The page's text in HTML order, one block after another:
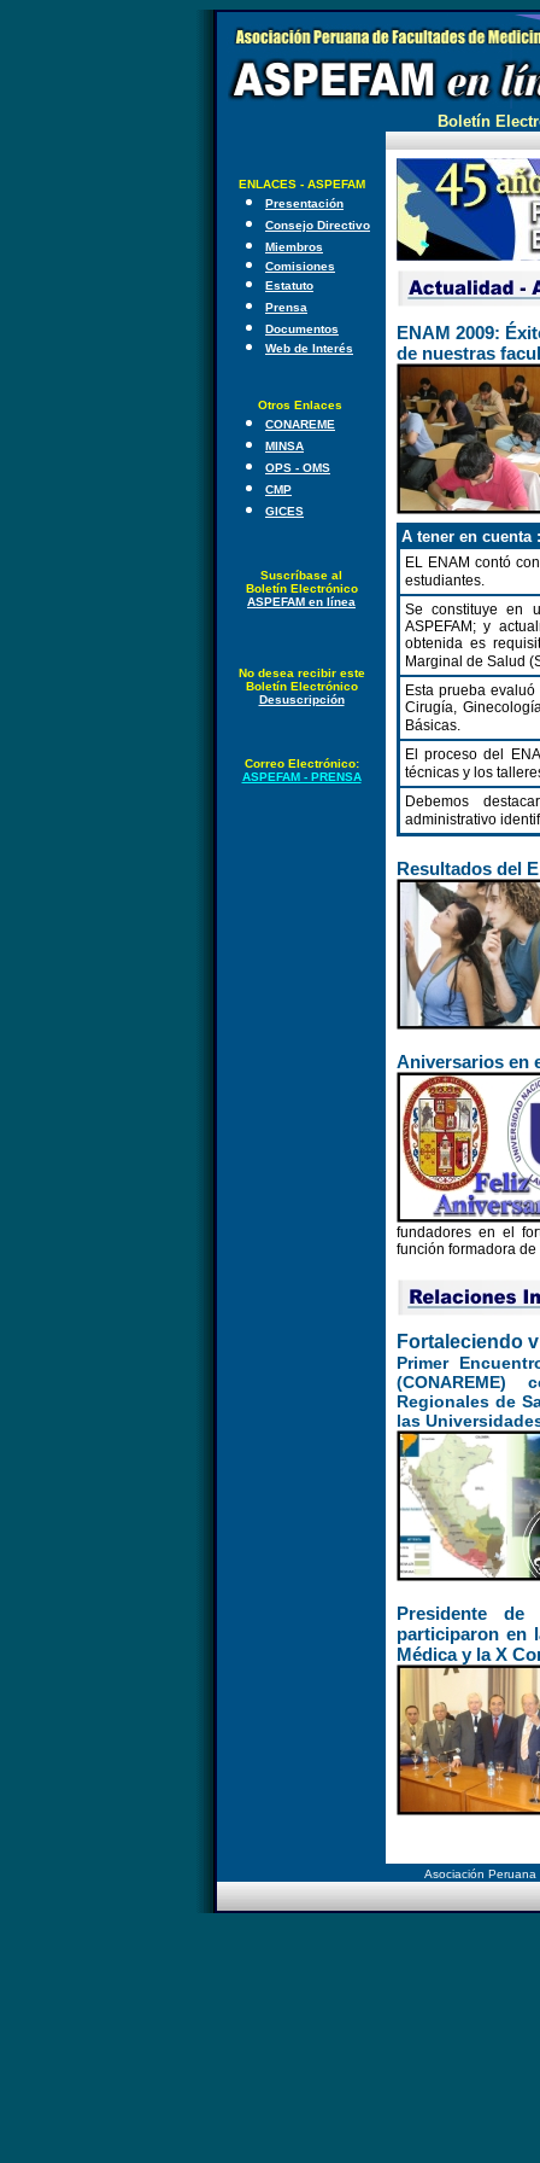
Boletín
ENLACES - ASPEFAM
Presentación
Consejo Directivo
Miembros
Comisiones
Estatuto
Prensa
Documentos
Web de Interés
Otros Enlaces
CONAREME
MINSA
OPS - OMS
CMP
GICES
Suscríbase al
Boletín Electrónico
ASPEFAM en línea
No desea recibir este
Boletín Electrónico
Desuscripción
Correo Electrónico:
ASPEFAM - PRENSA
ENAM 2009:
de nuestras
A tener en cuenta :
EL ENAM contó
estudiantes.
Se constituye en
ASPEFAM; y
obtenida es
Marginal de Salud
Esta prueba
Cirugía,
Básicas.
El proceso del
técnicas y los
Debemos
administrativo
Resultados del
Aniversarios en
fundadores en el
función formadora
Fortaleciendo
Primer
Regionales de
las
Presidente
participaron en
Médica y la X
Asociación Peruana